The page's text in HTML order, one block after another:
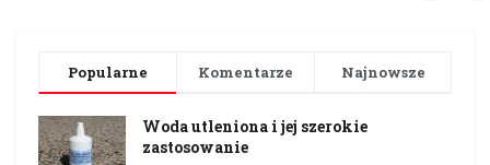
Popularne Komentarze Najnowsze
Woda utleniona i jej szerokie
zastosowanie